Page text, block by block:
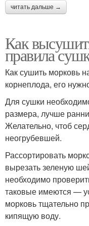
читать дальше →
Как
правила
Как сушить морковь
корнеплода, его
Для сушки
размера, лучше
Желательно, чтоб
неогрубевшей.
Рассортировать
вырезать зеленую
необходимо
таковые имеются —
морковь тщательно
кипящую воду.